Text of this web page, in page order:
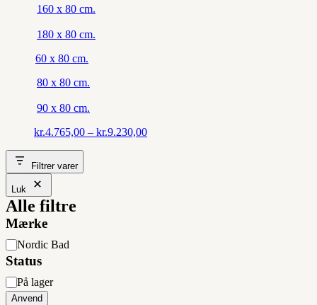
160 x 80 cm.
180 x 80 cm.
60 x 80 cm.
80 x 80 cm.
90 x 80 cm.
kr.4.765,00 – kr.9.230,00Prisinterval:
Filtrer varer
Luk
Alle filtre
Mærke
Mærke
Nordic Bad
Status
Status
På lager
Anvend